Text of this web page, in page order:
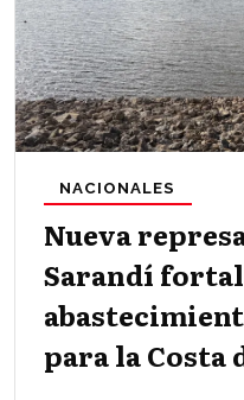
Nueva
Sarandí
para la Costa
NACIONALES